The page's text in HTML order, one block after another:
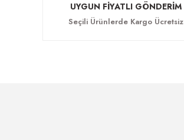
UYGUN FİYATLI GÖNDERİM
Seçili Ürünlerde Kargo Ücretsiz